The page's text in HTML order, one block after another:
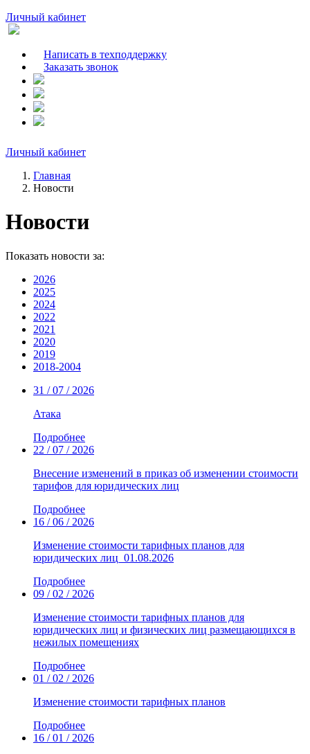
Личный кабинет
Написать в техподдержку
Заказать звонок
Личный кабинет
Главная
Новости
Новости
Показать новости за:
2026
2025
2024
2022
2021
2020
2019
2018-2004
31 / 07 / 2026
Атака
Подробнее
22 / 07 / 2026
Внесение изменений в приказ об изменении стоимости
тарифов для юридических лиц
Подробнее
16 / 06 / 2026
Изменение стоимости тарифных планов для
юридических лиц_01.08.2026
Подробнее
09 / 02 / 2026
Изменение стоимости тарифных планов для
юридических лиц и физических лиц размещающихся в
нежилых помещениях
Подробнее
01 / 02 / 2026
Изменение стоимости тарифных планов
Подробнее
16 / 01 / 2026